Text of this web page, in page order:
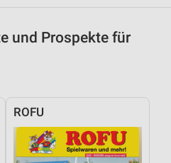
und Prospekte für
ROFU
der Angebote